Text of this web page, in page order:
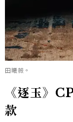
田曦薇。
《逐玉》
款